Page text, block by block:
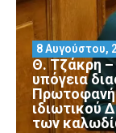
Θ. Τζάκρη –
υπόγεια
ιδιωτικού
των
8 Αυγούστου,